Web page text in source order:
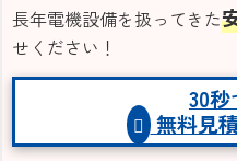
長年電機設備を扱ってきた
せください！
30秒
無料見